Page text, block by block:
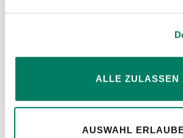
ALLE ZULASSEN
AUSWAHL
CASAR PARAFIT